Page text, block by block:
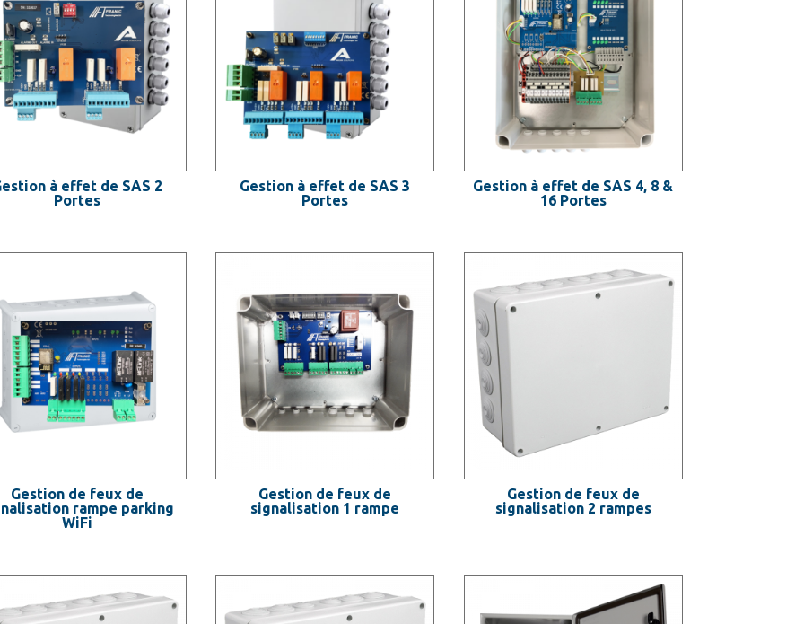
à effet de SAS 2
Portes
Gestion à effet de SAS 3
Portes
Gestion à effet de SAS 4, 8 &
16 Portes
Gestion de feux de
rampe parking
WiFi
Gestion de feux de
signalisation 1 rampe
Gestion de feux de
signalisation 2 rampes